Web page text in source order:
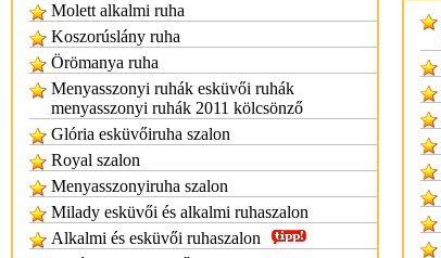
Molett alkalmi ruha
Koszorúslány ruha
Örömanya ruha
Menyasszonyi ruhák esküvői ruhák
menyasszonyi ruhák 2011 kölcsönző
Glória esküvőiruha szalon
Royal szalon
Menyasszonyiruha szalon
Milady esküvői és alkalmi ruhaszalon
Alkalmi és esküvői ruhaszalon